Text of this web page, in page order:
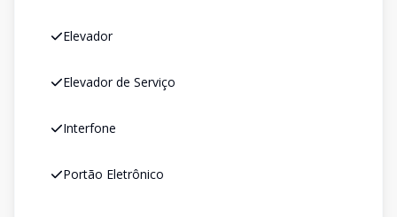
Elevador
Elevador de Serviço
Interfone
Portão Eletrônico